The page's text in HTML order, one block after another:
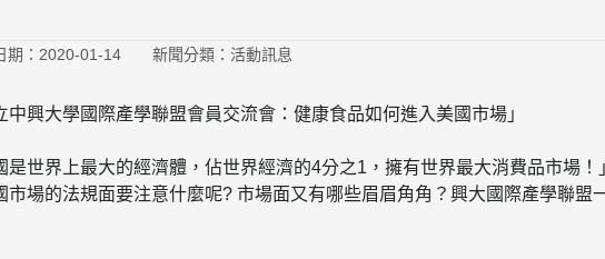
期：2020-01-14 新聞分類：活動訊息
中興大學國際產學聯盟會員交流會：健康食品如何進入美國市場」
是世界上最大的經濟體，佔世界經濟的4分之1，擁有世界最大消費品市場
市場的法規面要注意什麼呢? 市場面又有哪些眉眉角角？興大國際產學聯盟